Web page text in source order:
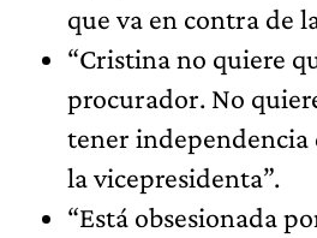
que va en contra de
“Cristina no quiere
procurador. No
tener independencia
la vicepresidenta”.
“Está obsesionada